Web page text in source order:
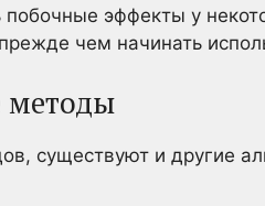
эффекты у
чем начинать
методы
существуют и другие